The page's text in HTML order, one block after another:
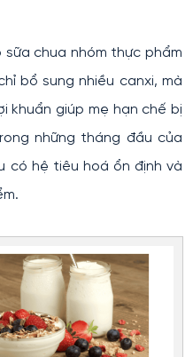
chua nhóm thực phẩm
bổ sung nhiều canxi, mà
khuẩn giúp mẹ hạn chế bị
những tháng đầu của
có hệ tiêu hoá ổn định và